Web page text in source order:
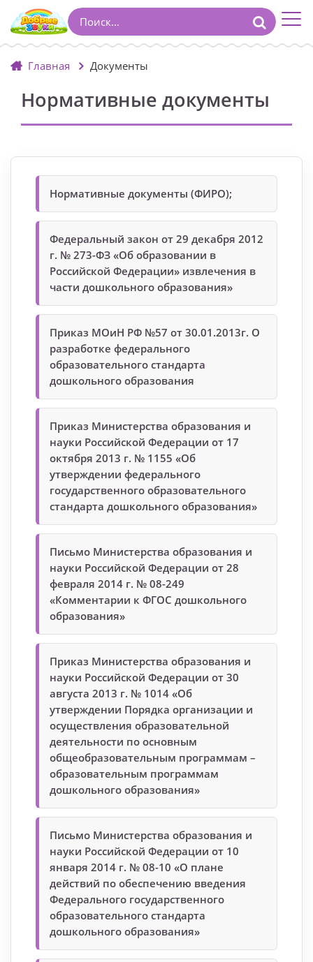
Главная Документы
Нормативные документы
Нормативные документы (ФИРО);
Федеральный закон от 29 декабря 2012
г. № 273-ФЗ «Об образовании в
Российской Федерации» извлечения в
части дошкольного образования»
Приказ МОиН РФ №57 от 30.01.2013г. О
разработке федерального
образовательного стандарта
дошкольного образования
Приказ Министерства образования и
науки Российской Федерации от 17
октября 2013 г. № 1155 «Об
утверждении федерального
государственного образовательного
стандарта дошкольного образования»
Письмо Министерства образования и
науки Российской Федерации от 28
февраля 2014 г. № 08-249
«Комментарии к ФГОС дошкольного
образования»
Приказ Министерства образования и
науки Российской Федерации от 30
августа 2013 г. № 1014 «Об
утверждении Порядка организации и
осуществления образовательной
деятельности по основным
общеобразовательным программам –
образовательным программам
дошкольного образования»
Письмо Министерства образования и
науки Российской Федерации от 10
января 2014 г. № 08-10 «О плане
действий по обеспечению введения
Федерального государственного
образовательного стандарта
дошкольного образования»